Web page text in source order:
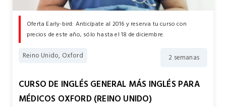
Oferta Early-bird: Anticípate al 2016 y reserva tu curso con
precios de este año, sólo hasta el 18 de diciembre.
Reino Unido, Oxford 2 semanas
CURSO DE INGLÉS GENERAL MÁS INGLÉS PARA
MÉDICOS OXFORD (REINO UNIDO)